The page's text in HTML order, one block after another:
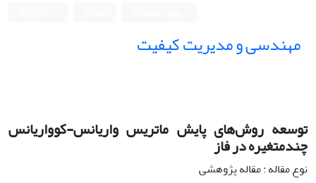
مهندسی و مدیریت کیفیت
توسعه روش‌های پایش ماتریس واریانس-کوواریانس
چندمتغیره در فاز
نوع مقاله : مقاله پژوهشی